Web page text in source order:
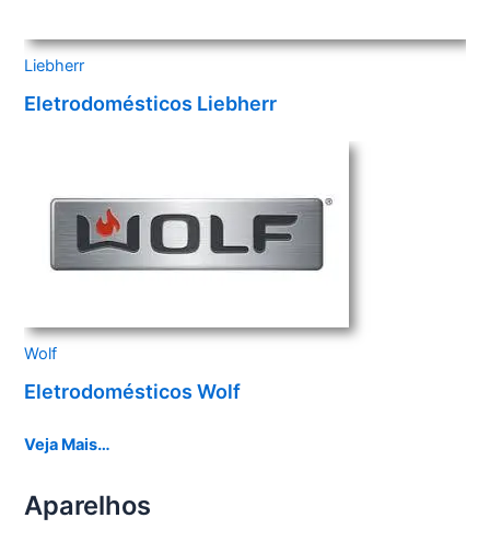
Liebherr
Eletrodomésticos Liebherr
Wolf
Eletrodomésticos Wolf
Veja Mais…
Aparelhos